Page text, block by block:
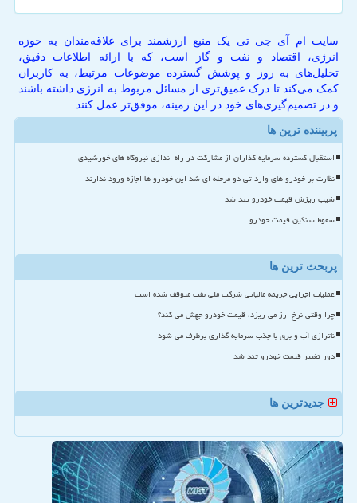
سایت ام آی جی تی یک منبع ارزشمند برای علاقه‌مندان به حوزه
انرژی، اقتصاد و نفت و گاز است، که با ارائه اطلاعات دقیق،
تحلیل‌های به روز و پوشش گسترده موضوعات مرتبط، به کاربران
کمک می‌کند تا درک عمیق‌تری از مسائل مربوط به انرژی داشته باشند
و در تصمیم‌گیری‌های خود در این زمینه، موفق‌تر عمل کنند
پربیننده ترین ها
استقبال گسترده سرمایه گذاران از مشارکت در راه اندازی نیروگاه های خورشیدی
نظارت بر خودرو های وارداتی دو مرحله ای شد این خودرو ها اجازه ورود ندارند
شیب ریزش قیمت خودرو تند شد
سقوط سنگین قیمت خودرو
پربحث ترین ها
عملیات اجرایی جریمه مالیاتی شرکت ملی نفت متوقف شده است
چرا وقتی نرخ ارز می ریزد، قیمت خودرو جهش می کند؟
ناترازی آب و برق با جذب سرمایه گذاری برطرف می شود
دور تغییر قیمت خودرو تند شد
جدیدترین ها